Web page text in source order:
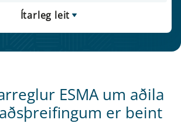
Ítarleg leit
ESMA um aðila
er beint